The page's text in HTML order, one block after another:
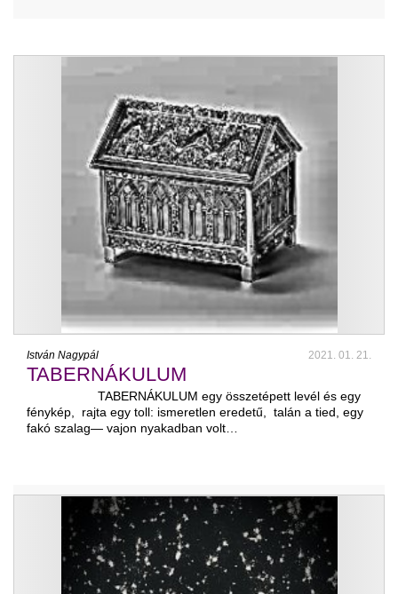
István Nagypál 2021. 01. 21.
TABERNÁKULUM
TABERNÁKULUM egy összetépett levél és egy
fénykép, rajta egy toll: ismeretlen eredetű, talán a tied, egy
fakó szalag— vajon nyakadban volt…